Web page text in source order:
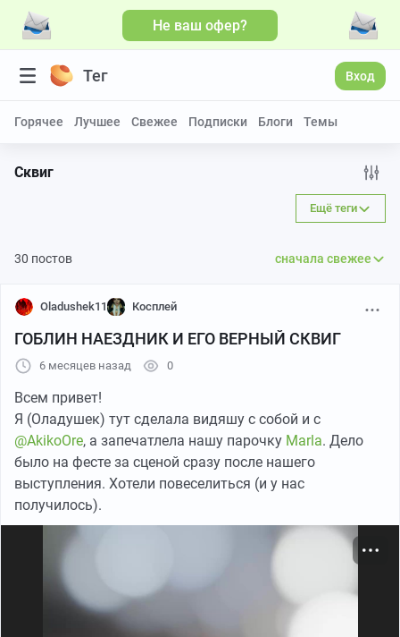
Не ваш офер?
Тег Вход
Горячее Лучшее Свежее Подписки Блоги Темы
Сквиг
Ещё теги
30 постов сначала свежее
Oladushek11 Косплей
ГОБЛИН НАЕЗДНИК И ЕГО ВЕРНЫЙ СКВИГ
6 месяцев назад 0
Всем привет!
Я (Оладушек) тут сделала видяшу с собой и с
@AkikoOre, а запечатлела нашу парочку Marla. Дело
было на фесте за сценой сразу после нашего
выступления. Хотели повеселиться (и у нас
получилось).
Больше видео